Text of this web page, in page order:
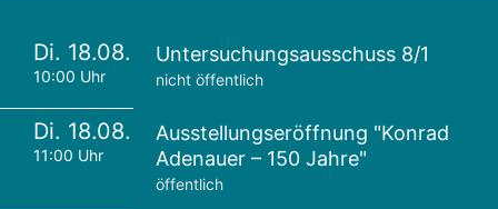
Di. 18.08.
10:00 Uhr
Untersuchungsausschuss 8/1
nicht öffentlich
Di. 18.08.
11:00 Uhr
Ausstellungseröffnung "Konrad
Adenauer – 150 Jahre"
öffentlich